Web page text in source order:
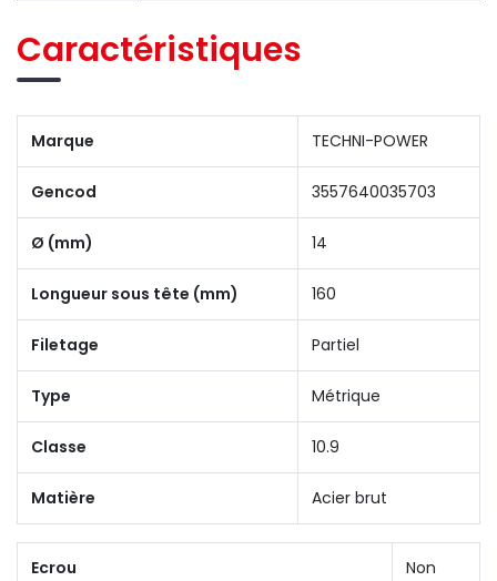
Caractéristiques
Marque TECHNI-POWER
Gencod 3557640035703
Ø (mm) 14
Longueur sous tête (mm) 160
Filetage Partiel
Type Métrique
Classe 10.9
Matière Acier brut
Ecrou Non